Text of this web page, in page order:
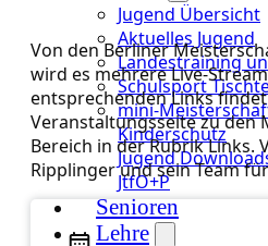
Jugend Übersicht
Aktuelles Jugend
Landestraining
Schulsport
mini-
Kinderschutz
Jugend
JtfO+P
Senioren
Lehre
Von den Berliner
wird es mehrere Live-
entsprechenden Links
Veranstaltungsseite zu den
Bereich in der Rubrik Links.
Ripplinger und sein Team